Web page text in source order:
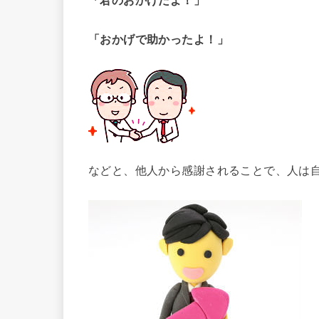
「おかげで助かったよ！」
などと、他人から感謝されることで、人は